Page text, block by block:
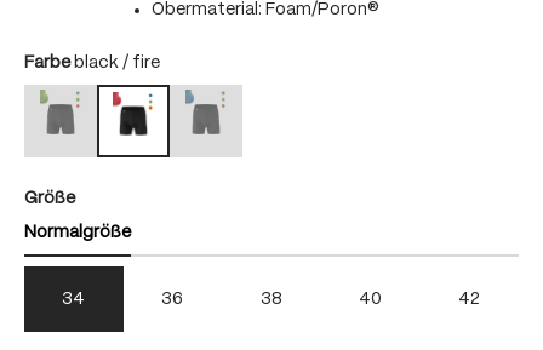
Obermaterial: Foam/Poron®
Farbeauswählen
black / fire
black / bright green
(Diese Option ist zurzeit nicht verfügbar.)
black / fireblack / skydiver
(Diese Option ist zurzeit nicht verfügbar.)
Größeauswählen
Normalgröße
34 36 38 40 42